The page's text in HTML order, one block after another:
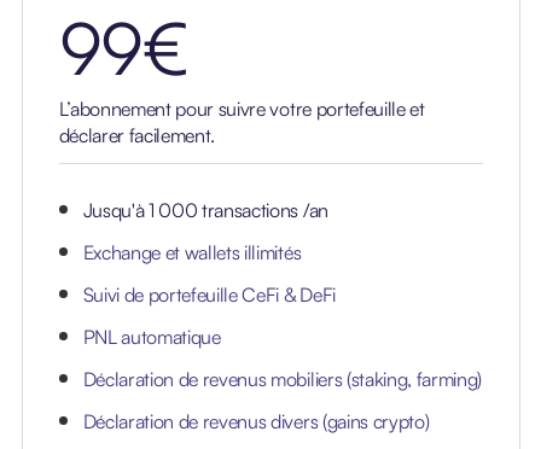
99€
L’abonnement pour suivre votre portefeuille et
déclarer facilement.
Jusqu'à 1 000 transactions /an
Exchange et wallets illimités
Suivi de portefeuille CeFi & DeFi
PNL automatique
Déclaration de revenus mobiliers (staking, farming)
Déclaration de revenus divers (gains crypto)